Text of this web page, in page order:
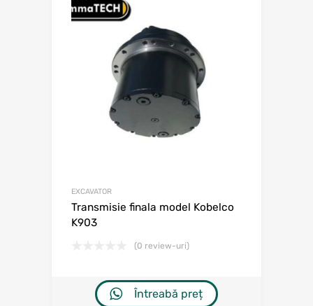
EXCAVATOR
Transmisie finala model Kobelco
K903
(0 review-uri)
Întreabă preț